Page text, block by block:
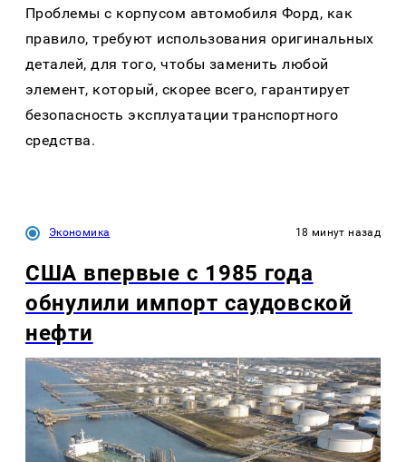
Проблемы с корпусом автомобиля Форд, как
правило, требуют использования оригинальных
деталей, для того, чтобы заменить любой
элемент, который, скорее всего, гарантирует
безопасность эксплуатации транспортного
средства.
Экономика 18 минут назад
США впервые с 1985 года
обнулили импорт саудовской
нефти